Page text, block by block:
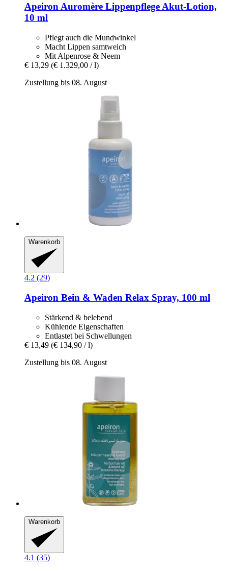
Apeiron Auromère Lippenpflege Akut-​Lotion,
10 ml
Pflegt auch die Mundwinkel
Macht Lippen samtweich
Mit Alpenrose & Neem
€ 13,29 (€ 1.329,00 / l)
Zustellung bis 08. August
Warenkorb
4.2 (29)
Apeiron Bein & Waden Relax Spray, 100 ml
Stärkend & belebend
Kühlende Eigenschaften
Entlastet bei Schwellungen
€ 13,49 (€ 134,90 / l)
Zustellung bis 08. August
Warenkorb
4.1 (35)